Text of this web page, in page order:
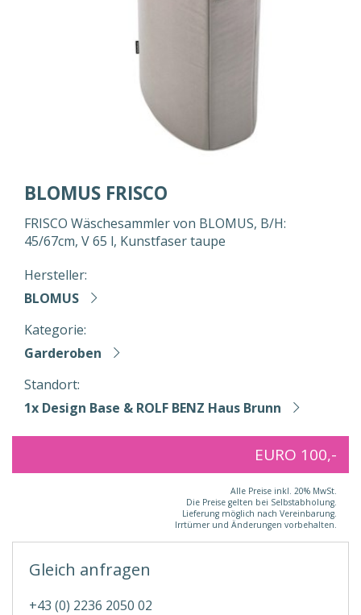
BLOMUS FRISCO
FRISCO Wäschesammler von BLOMUS, B/H:
45/67cm, V 65 l, Kunstfaser taupe
Hersteller:
BLOMUS
Kategorie:
Garderoben
Standort:
1x Design Base & ROLF BENZ Haus Brunn
EURO 100,-
Alle Preise inkl. 20% MwSt.
Die Preise gelten bei Selbstabholung.
Lieferung möglich nach Vereinbarung.
Irrtümer und Änderungen vorbehalten.
Gleich anfragen
+43 (0) 2236 2050 02